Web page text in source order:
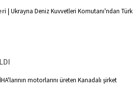
| Ukrayna Deniz Kuvvetleri Komutanı'ndan Türk
motorlarını üreten Kanadalı şirket